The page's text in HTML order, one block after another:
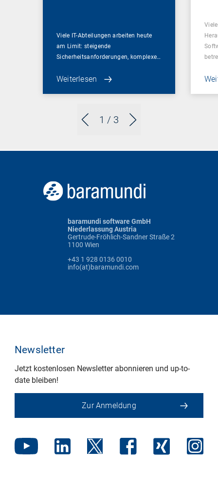
1 / 3
Viele IT-Abteilungen arbeiten heute
am Limit: steigende
Sicherheitsanforderungen, komplexe…
Weiterlesen
baramundi software GmbH
Niederlassung Austria
Gertrude-Fröhlich-Sandner Straße 2
1100 Wien
+43 1 928 0136 0010
info(at)baramundi.com
Newsletter
Jetzt kostenlosen Newsletter abonnieren und up-to-
date bleiben!
Zur Anmeldung